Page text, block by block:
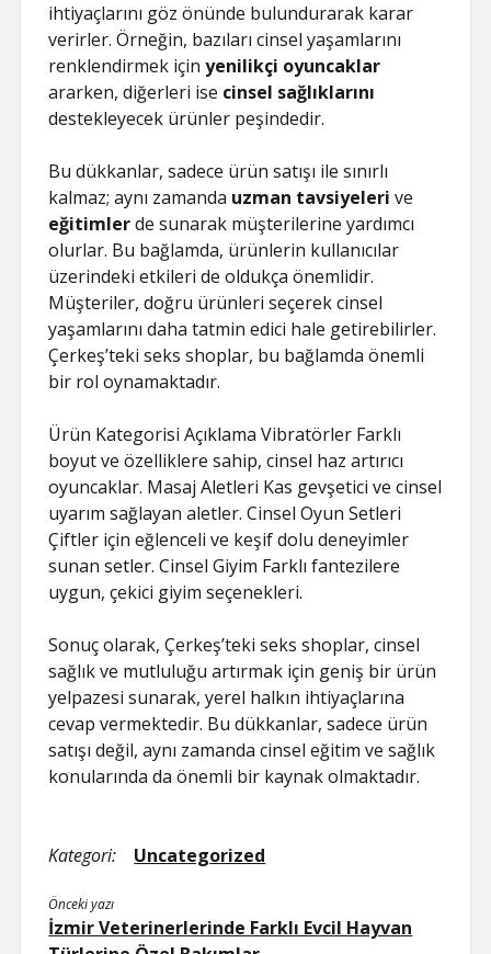
ihtiyaçlarını göz önünde bulundurarak karar
verirler. Örneğin, bazıları cinsel yaşamlarını
renklendirmek içinyenilikçi oyuncaklar
ararken, diğerleri ise cinsel sağlıklarını
destekleyecek ürünler peşindedir.
Bu dükkanlar, sadece ürün satışı ile sınırlı
kalmaz; aynı zamanda uzman tavsiyeleri ve
eğitimlerde sunarak müşterilerine yardımcı
olurlar. Bu bağlamda, ürünlerin kullanıcılar
üzerindeki etkileri de oldukça önemlidir.
Müşteriler, doğru ürünleri seçerek cinsel
yaşamlarını daha tatmin edici hale getirebilirler.
Çerkeş’teki seks shoplar, bu bağlamda önemli
bir rol oynamaktadır.
Ürün Kategorisi Açıklama Vibratörler Farklı
boyut ve özelliklere sahip, cinsel haz artırıcı
oyuncaklar. Masaj Aletleri Kas gevşetici ve cinsel
uyarım sağlayan aletler. Cinsel Oyun Setleri
Çiftler için eğlenceli ve keşif dolu deneyimler
sunan setler. Cinsel Giyim Farklı fantezilere
uygun, çekici giyim seçenekleri.
Sonuç olarak, Çerkeş’teki seks shoplar, cinsel
sağlık ve mutluluğu artırmak için geniş bir ürün
yelpazesi sunarak, yerel halkın ihtiyaçlarına
cevap vermektedir. Bu dükkanlar, sadece ürün
satışı değil, aynı zamanda cinsel eğitim ve sağlık
konularında da önemli bir kaynak olmaktadır.
Kategori: Uncategorized
Önceki yazı
İzmir Veterinerlerinde Farklı Evcil Hayvan